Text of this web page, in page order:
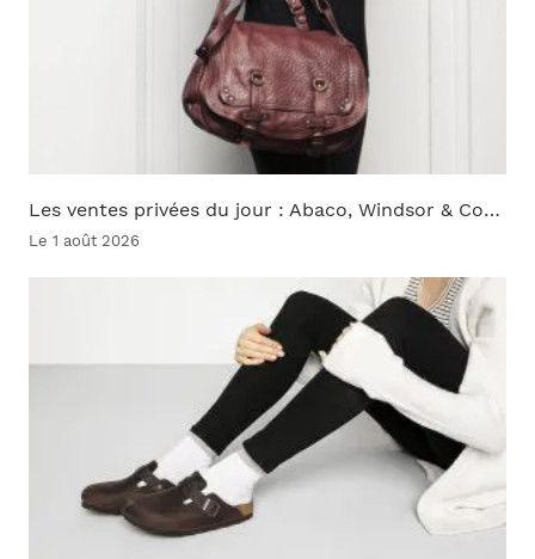
Les ventes privées du jour : Abaco, Windsor & Co…
Le 1 août 2026